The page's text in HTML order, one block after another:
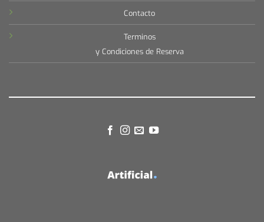
Contacto
Terminos
y Condiciones de Reserva